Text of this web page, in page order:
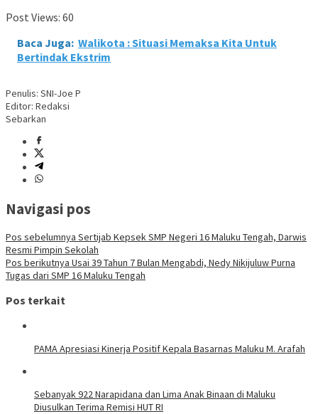
Post Views: 60
Baca Juga: Walikota : Situasi Memaksa Kita Untuk
Bertindak Ekstrim
Penulis: SNI-Joe P
Editor: Redaksi
Sebarkan
Navigasi pos
Pos sebelumnya Sertijab Kepsek SMP Negeri 16 Maluku Tengah, Darwis
Resmi Pimpin Sekolah
Pos berikutnya Usai 39 Tahun 7 Bulan Mengabdi, Nedy Nikijuluw Purna
Tugas dari SMP 16 Maluku Tengah
Pos terkait
PAMA Apresiasi Kinerja Positif Kepala Basarnas Maluku M. Arafah
Sebanyak 922 Narapidana dan Lima Anak Binaan di Maluku
Diusulkan Terima Remisi HUT RI